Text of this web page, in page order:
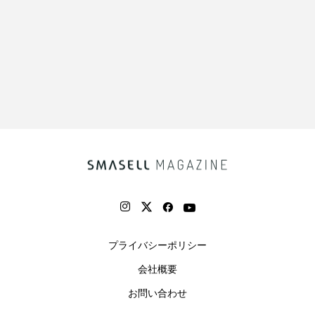
プライバシーポリシー
会社概要
お問い合わせ